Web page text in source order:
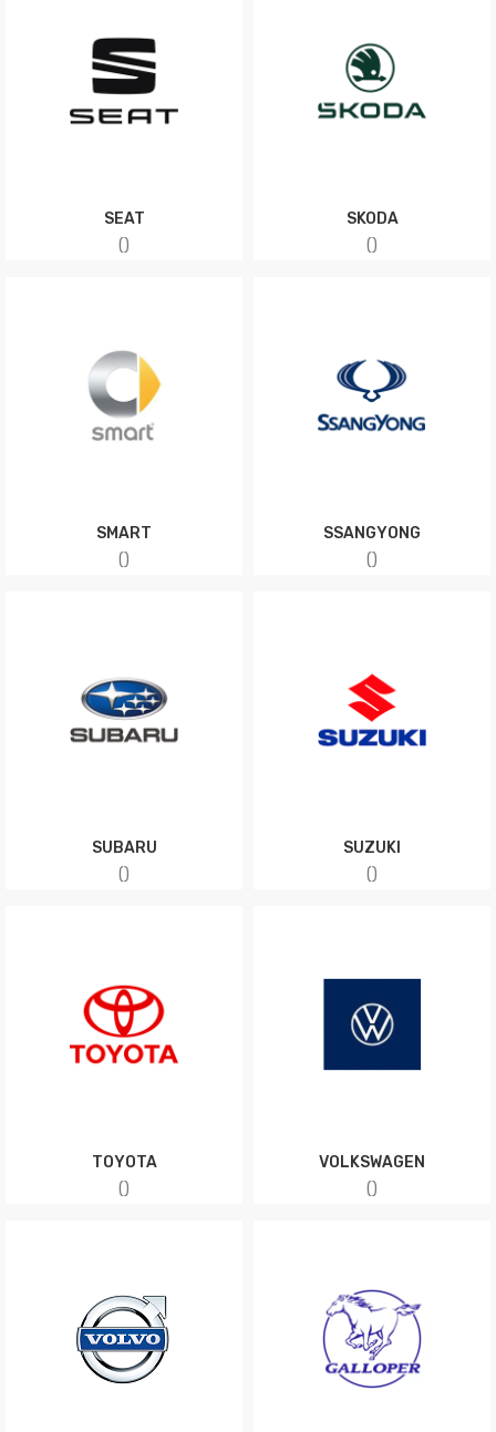
SEAT
()
SKODA
()
SMART
()
SSANGYONG
()
SUBARU
()
SUZUKI
()
TOYOTA
()
VOLKSWAGEN
()